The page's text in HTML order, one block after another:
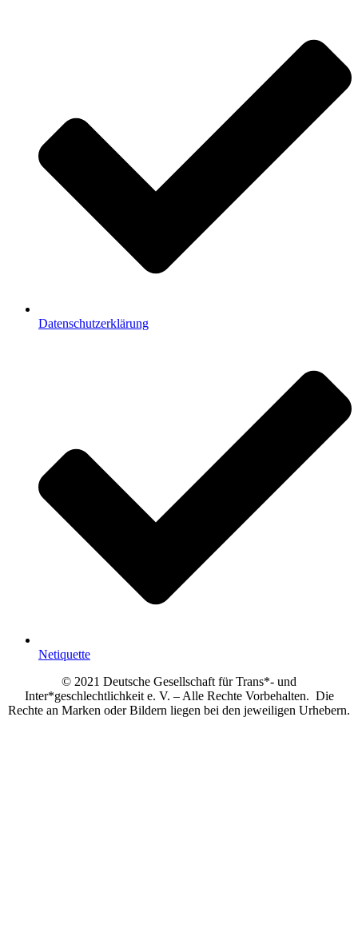
Datenschutzerklärung
Netiquette
© 2021 Deutsche Gesellschaft für Trans*- und
Inter*geschlechtlichkeit e. V. – Alle Rechte Vorbehalten. Die
Rechte an Marken oder Bildern liegen bei den jeweiligen Urhebern.